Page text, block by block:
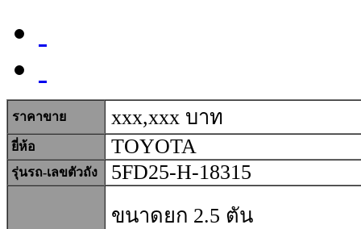
ราคาขาย xxx,xxx บาท
ยี่ห้อ TOYOTA
รุ่นรถ-เลขตัวถัง 5FD25-H-18315
ขนาดยก 2.5 ตัน